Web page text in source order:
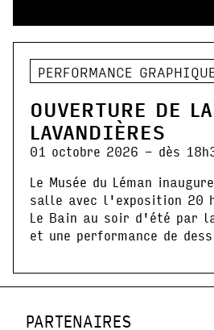
PERFORMANCE
OUVERTURE DE
LAVANDIÈRES
01 octobre 2026 - dès
Le Musée du Léman
salle avec l'exposition 20
Le Bain au soir d'été par
et une performance de
PARTENAIRES